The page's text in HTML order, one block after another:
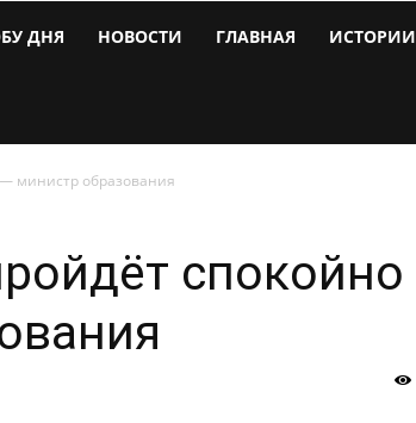
ДНЯ НОВОСТИ ГЛАВНАЯ ИСТОРИИ
министр образования
спокойно